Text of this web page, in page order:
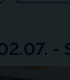
-